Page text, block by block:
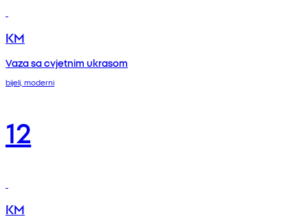
KM
Vaza sa cvjetnim ukrasom
bijeli, moderni
12
KM